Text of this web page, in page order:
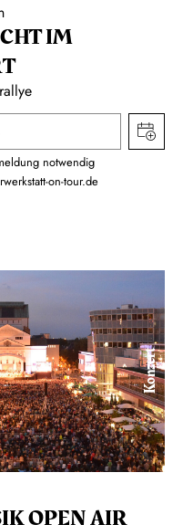
IM
notwendig
on-tour.de
Konzert